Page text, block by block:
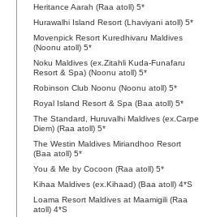
Heritance Aarah (Raa atoll) 5*
Hurawalhi Island Resort (Lhaviyani atoll) 5*
Movenpick Resort Kuredhivaru Maldives
(Noonu atoll) 5*
Noku Maldives (ex.Zitahli Kuda-Funafaru
Resort & Spa) (Noonu atoll) 5*
Robinson Club Noonu (Noonu atoll) 5*
Royal Island Resort & Spa (Baa atoll) 5*
The Standard, Huruvalhi Maldives (ex.Carpe
Diem) (Raa atoll) 5*
The Westin Maldives Miriandhoo Resort
(Baa atoll) 5*
You & Me by Cocoon (Raa atoll) 5*
Kihaa Maldives (ex.Kihaad) (Baa atoll) 4*S
Loama Resort Maldives at Maamigili (Raa
atoll) 4*S